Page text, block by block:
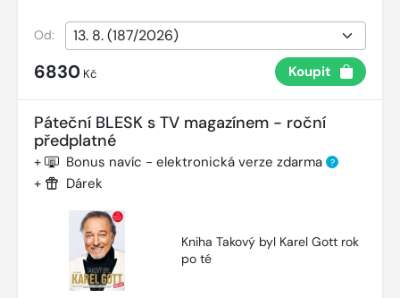
Od:
6830 Kč Koupit
Páteční BLESK s TV magazínem - roční
předplatné
+ Bonus navíc - elektronická verze zdarma ?
+ Dárek
Kniha Takový byl Karel Gott rok
po té